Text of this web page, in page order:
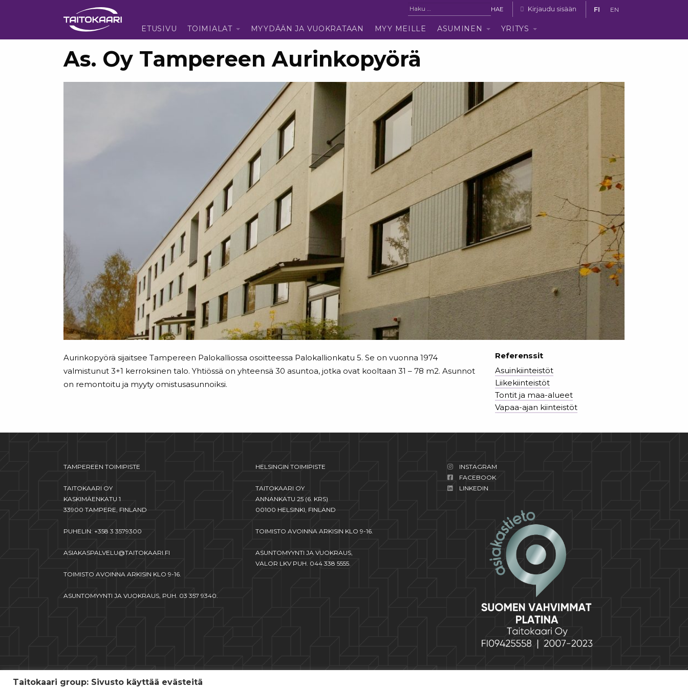
Haku: Kirjaudu sisään FI EN
ETUSIVU TOIMIALAT MYYDÄÄN JA VUOKRATAAN MYY MEILLE ASUMINEN YRITYS
As. Oy Tampereen Aurinkopyörä
Aurinkopyörä sijaitsee Tampereen Palokalliossa osoitteessa Palokallionkatu 5. Se on vuonna 1974
valmistunut 3+1 kerroksinen talo. Yhtiössä on yhteensä 30 asuntoa, jotka ovat kooltaan 31 – 78 m2. Asunnot
on remontoitu ja myyty omistusasunnoiksi.
Referenssit
Asuinkiinteistöt
Liikekiinteistöt
Tontit ja maa-alueet
Vapaa-ajan kiinteistöt
TAMPEREEN TOIMIPISTE
TAITOKAARI OY
KASKIMÄENKATU 1
33900 TAMPERE, FINLAND
PUHELIN: +358 3 3579300
ASIAKASPALVELU@TAITOKAARI.FI
TOIMISTO AVOINNA ARKISIN KLO 9-16.
ASUNTOMYYNTI JA VUOKRAUS, PUH. 03 357 9340.
HELSINGIN TOIMIPISTE
TAITOKAARI OY
ANNANKATU 25 (6. KRS)
00100 HELSINKI, FINLAND
TOIMISTO AVOINNA ARKISIN KLO 9-16.
ASUNTOMYYNTI JA VUOKRAUS,
VALOR LKV PUH. 044 338 5555.
INSTAGRAM
FACEBOOK
LINKEDIN
Taitokaari group: Sivusto käyttää evästeitä